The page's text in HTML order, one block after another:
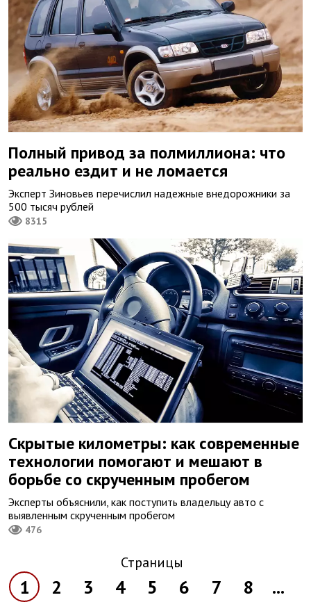
Полный привод за полмиллиона: что
реально ездит и не ломается
Эксперт Зиновьев перечислил надежные внедорожники за
500 тысяч рублей
8315
Скрытые километры: как современные
технологии помогают и мешают в
борьбе со скрученным пробегом
Эксперты объяснили, как поступить владельцу авто с
выявленным скрученным пробегом
476
Страницы
1 2 3 4 5 6 7 8 ...